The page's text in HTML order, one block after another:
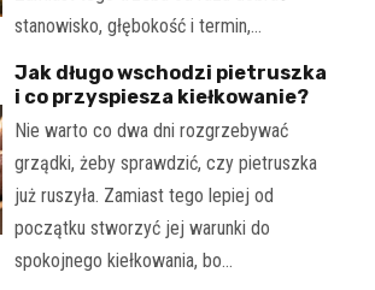
stanowisko, głębokość i termin,…
Jak długo wschodzi pietruszka
i co przyspiesza kiełkowanie?
Nie warto co dwa dni rozgrzebywać
grządki, żeby sprawdzić, czy pietruszka
już ruszyła. Zamiast tego lepiej od
początku stworzyć jej warunki do
spokojnego kiełkowania, bo…